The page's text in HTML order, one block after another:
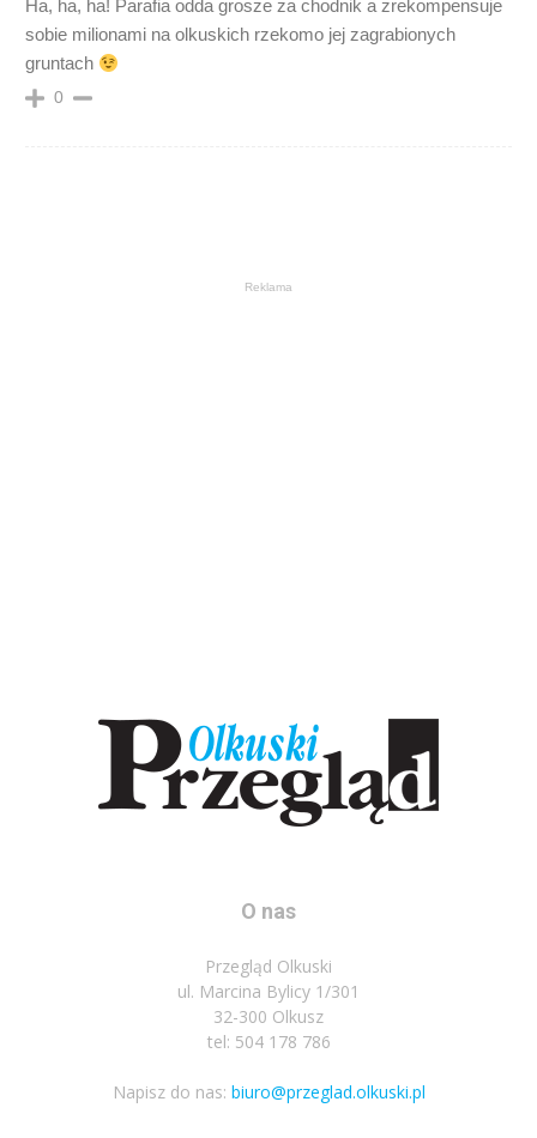
Ha, ha, ha! Parafia odda grosze za chodnik a zrekompensuje
sobie milionami na olkuskich rzekomo jej zagrabionych
gruntach
0
Reklama
O nas
Przegląd Olkuski
ul. Marcina Bylicy 1/301
32-300 Olkusz
tel: 504 178 786
Napisz do nas: biuro@przeglad.olkuski.pl